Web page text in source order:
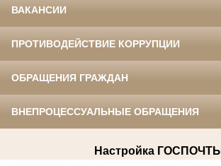
ВАКАНСИИ
ПРОТИВОДЕЙСТВИЕ КОРРУПЦИИ
ОБРАЩЕНИЯ ГРАЖДАН
ВНЕПРОЦЕССУАЛЬНЫЕ ОБРАЩЕНИЯ
Настройка ГОСПОЧТЫ